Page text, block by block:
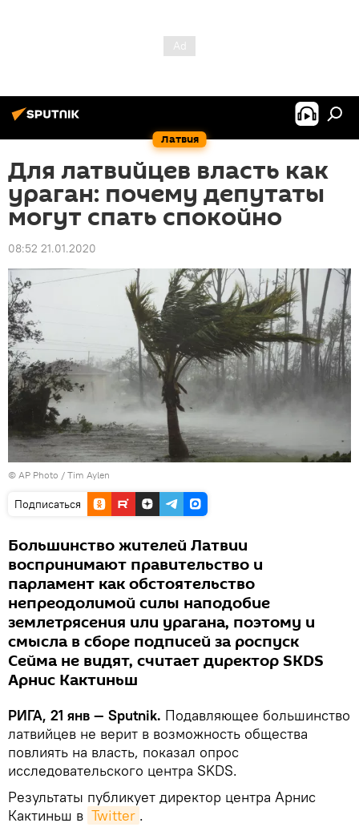
Латвия
Для латвийцев власть как
ураган: почему депутаты
могут спать спокойно
08:52 21.01.2020
© AP Photo / Tim Aylen
Подписаться
Большинство жителей Латвии
воспринимают правительство и
парламент как обстоятельство
непреодолимой силы наподобие
землетрясения или урагана, поэтому и
смысла в сборе подписей за роспуск
Сейма не видят, считает директор SKDS
Арнис Кактиньш
РИГА, 21 янв — Sputnik. Подавляющее большинство
латвийцев не верит в возможность общества
повлиять на власть, показал опрос
исследовательского центра SKDS.
Результаты публикует директор центра Арнис
Кактиньш в Twitter .